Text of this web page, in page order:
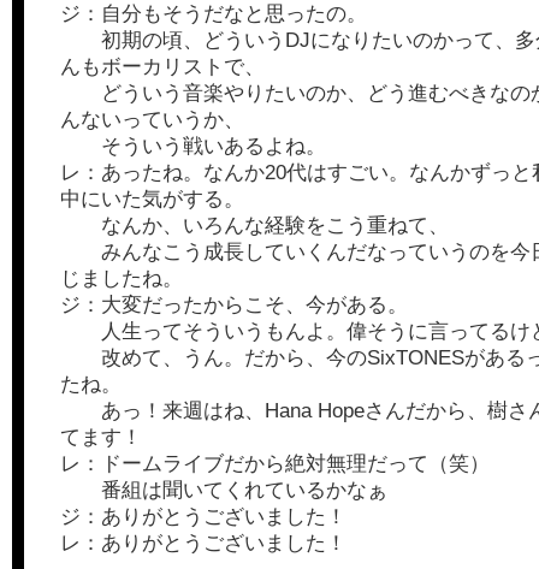
ジ：自分もそうだなと思ったの。
初期の頃、どういうDJになりたいのかって、多
んもボーカリストで、
どういう音楽やりたいのか、どう進むべきなの
んないっていうか、
そういう戦いあるよね。
レ：あったね。なんか20代はすごい。なんかずっと
中にいた気がする。
なんか、いろんな経験をこう重ねて、
みんなこう成長していくんだなっていうのを今
じましたね。
ジ：大変だったからこそ、今がある。
人生ってそういうもんよ。偉そうに言ってるけ
改めて、うん。だから、今のSixTONESがある
たね。
あっ！来週はね、Hana Hopeさんだから、樹さ
てます！
レ：ドームライブだから絶対無理だって（笑）
番組は聞いてくれているかなぁ
ジ：ありがとうございました！
レ：ありがとうございました！